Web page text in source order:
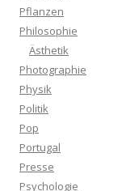
Pflanzen
Philosophie
Ästhetik
Photographie
Physik
Politik
Pop
Portugal
Presse
Psychologie